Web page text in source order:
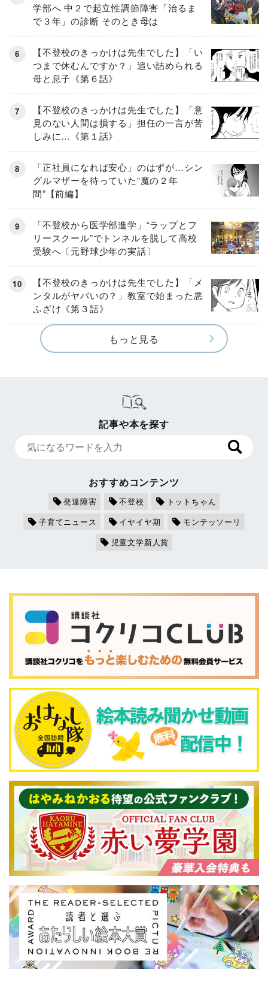
学部へ 中２で起立性調節障害「治るま
で３年」の診断 そのとき母は
【不登校のきっかけは先生でした】「い
つまで休むんですか？」追い詰められる
母と息子《第６話》
【不登校のきっかけは先生でした】「意
見のない人間は損する」担任の一言が苦
しみに…《第１話》
「正社員になれば安心」のはずが…シン
グルマザーを待っていた“魔の２年
間”【前編】
「不登校から医学部進学」“ラップとフ
リースクール”でトンネルを脱して高校
受験へ〔元野球少年の実話〕
【不登校のきっかけは先生でした】「メ
ンタルがヤバいの？」教室で始まった悪
ふざけ《第３話》
もっと見る
記事や本を探す
おすすめコンテンツ
発達障害 不登校
トットちゃん
子育てニュース
イヤイヤ期
モンテッソーリ
児童文学新人賞